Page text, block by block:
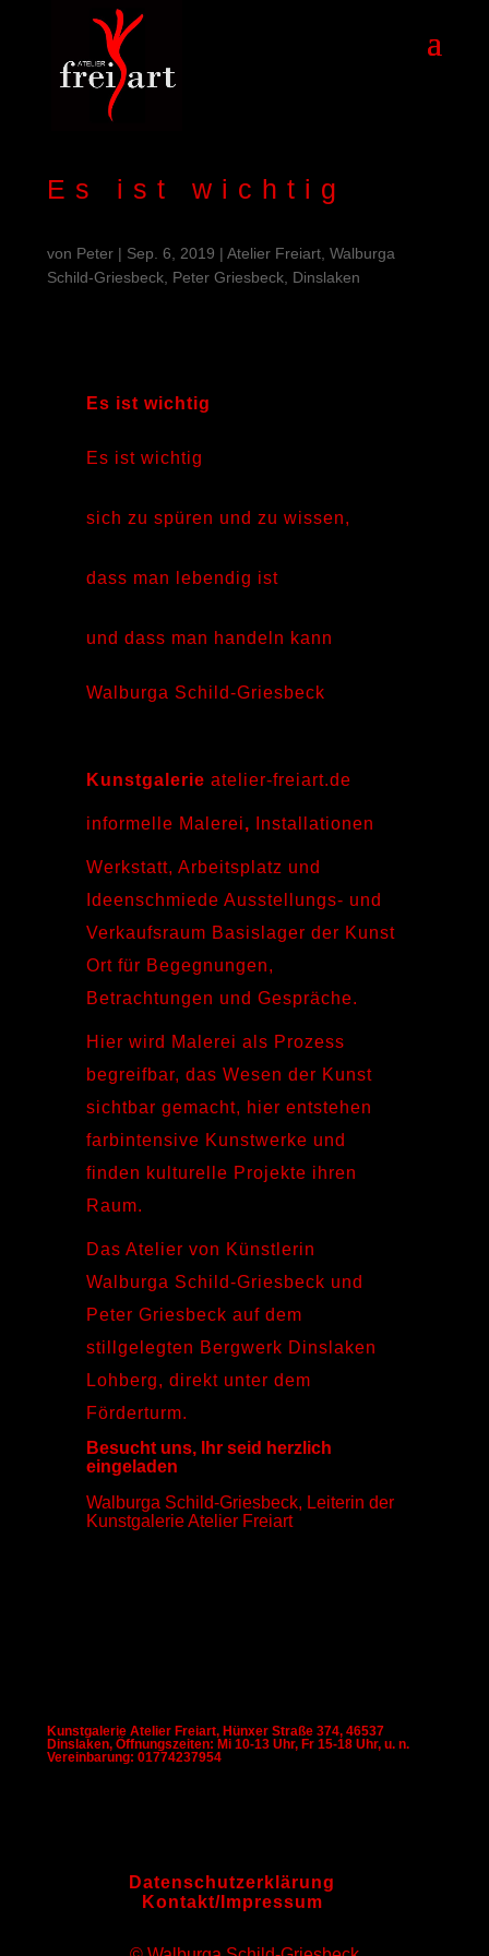
Es ist wichtig
von Peter| Sep. 6, 2019 | Atelier Freiart, Walburga
Schild-Griesbeck, Peter Griesbeck, Dinslaken
Es ist wichtig
Es ist wichtig
sich zu spüren und zu wissen,
dass man lebendig ist
und dass man handeln kann
Walburga Schild-Griesbeck
Kunstgalerie atelier-freiart.de
informelle Malerei, Installationen
Werkstatt, Arbeitsplatz und
Ideenschmiede Ausstellungs- und
Verkaufsraum Basislager der Kunst
Ort für Begegnungen,
Betrachtungen und Gespräche.
Hier wird Malerei als Prozess
begreifbar, das Wesen der Kunst
sichtbar gemacht, hier entstehen
farbintensive Kunstwerke und
finden kulturelle Projekte ihren
Raum.
Das Atelier von Künstlerin
Walburga Schild-Griesbeck und
Peter Griesbeck auf dem
stillgelegten Bergwerk Dinslaken
Lohberg, direkt unter dem
Förderturm.
Besucht uns, Ihr seid herzlich
eingeladen
Walburga Schild-Griesbeck, Leiterin der
Kunstgalerie Atelier Freiart
Kunstgalerie Atelier Freiart, Hünxer Straße 374, 46537
Dinslaken, Öffnungszeiten: Mi 10-13 Uhr, Fr 15-18 Uhr, u. n.
Vereinbarung: 01774237954
Datenschutzerklärung
Kontakt/Impressum